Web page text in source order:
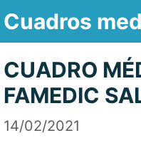
Saltar
contenido
Cuadros
CUADRO
FAMEDIC
14/02/2021